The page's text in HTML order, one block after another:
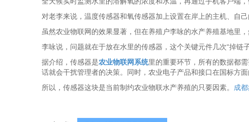
对老李来说，温度传感器和氧传感器加上设置在岸上的主机、自
虽然农业物联网的效果显著，但在养殖户李咏的水产养殖基地里
李咏说，问题就在于放在水里的传感器，这个关键元件几次“掉链
据介绍，传感器是农业物联网系统里的重要环节，所有的数据都
话就会干扰管理者的决策。同时，农业电子产品和接口在国标方
所以，传感器这块是当前制约农业物联水产养殖的只要因素。 成